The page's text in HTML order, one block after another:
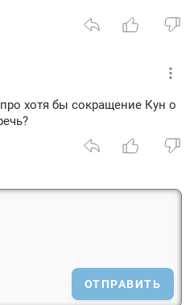
хотя бы сокращение Кун о
ОТПРАВИТЬ